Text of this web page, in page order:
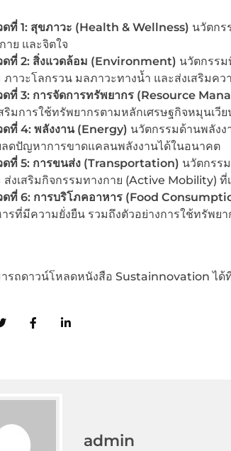
ดที่ 1: สุขภาวะ (Health & Wellness) นวัตก
าย และจิตใจ
ดที่ 2: สิ่งแวดล้อม (Environment) นวัตกรร
ภาวะโลกรวน มลภาวะทางน้ำ และส่งเสริมค
ดที่ 3: การจัดการทรัพยากร (Resource
ริมการใช้ทรัพยากรตามหลักเศรษฐกิจหมุนเวี
ดที่ 4: พลังงาน (Energy) นวัตกรรมด้านพลังง
ลดปัญหาการขาดแคลนพลังงานได้ในอนาคต
ดที่ 5: การขนส่ง (Transportation) นวัตกรร
ส่งเสริมกิจกรรมทางกาย (Active Mobility)
ดที่ 6: การบริโภคอาหาร (Food
รที่มีความยั่งยืน รวมถึงตัวอย่างการใช้ทรัพย
ารถดาวน์โหลดหนังสือ Sustainnovation ได้
admin